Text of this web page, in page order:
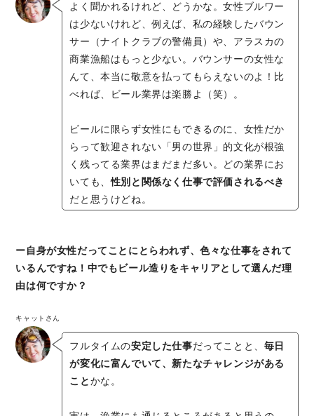
よく聞かれるけれど、どうかな。女性ブルワー
は少ないけれど、例えば、私の経験したバウン
サー（ナイトクラブの警備員）や、アラスカの
商業漁船はもっと少ない。バウンサーの女性な
んて、本当に敬意を払ってもらえないのよ！比
べれば、ビール業界は楽勝よ（笑）。
ビールに限らず女性にもできるのに、女性だか
らって歓迎されない「男の世界」的文化が根強
く残ってる業界はまだまだ多い。どの業界にお
いても、性別と関係なく仕事で評価されるべき
だと思うけどね。
ー自身が女性だってことにとらわれず、色々な仕事をされて
いるんですね！中でもビール造りをキャリアとして選んだ理
由は何ですか？
キャットさん
フルタイムの安定した仕事だってことと、 毎日
が変化に富んでいて、新たなチャレンジがある
ことかな。